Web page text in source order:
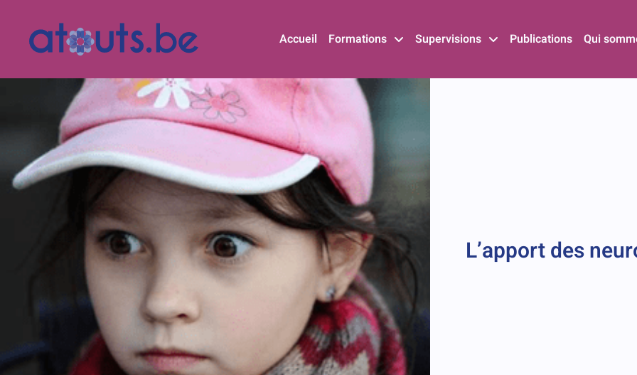
Accueil Formations Supervisions Publications Qui
L’apport des